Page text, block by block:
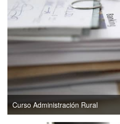
Curso Administración Rural